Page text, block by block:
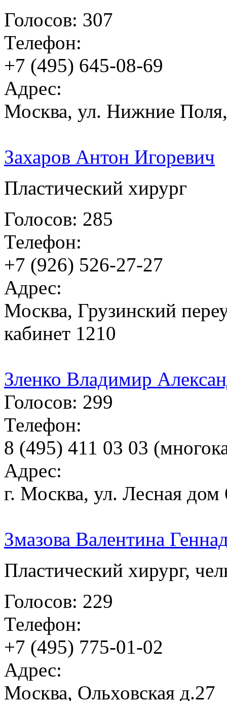
Голосов: 307
Телефон:
+7 (495) 645-08-69
Адрес:
Москва, ул. Нижние
Захаров Антон Игоревич
Пластический хирург
Голосов: 285
Телефон:
+7 (926) 526-27-27
Адрес:
Москва, Грузинский
кабинет 1210
Зленко Владимир
Голосов: 299
Телефон:
8 (495) 411 03 03
Адрес:
г. Москва, ул. Лесная дом
Змазова Валентина
Пластический хирург,
Голосов: 229
Телефон:
+7 (495) 775-01-02
Адрес:
Москва, Ольховская д.27